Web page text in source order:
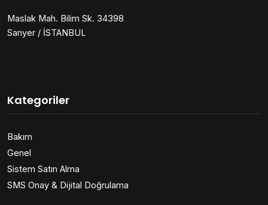
Maslak Mah. Bilim Sk. 34398
Sarıyer / İSTANBUL
Kategoriler
Bakım
Genel
Sistem Satın Alma
SMS Onay & Dijital Doğrulama